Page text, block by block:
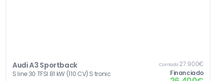
Audi A3 Sportback
S line 30 TFSI 81 kW (110 CV) S tronic
Contado27.900€
Financiado